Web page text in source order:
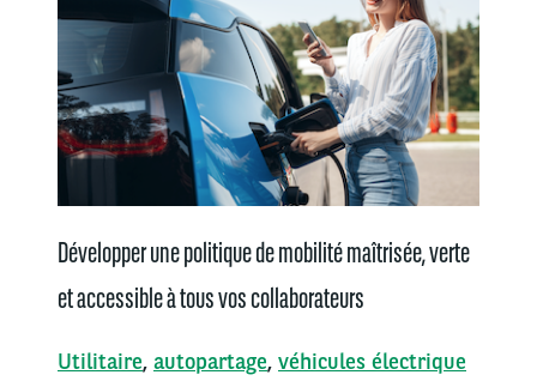
Développer une politique de mobilité maîtrisée, verte
et accessible à tous vos collaborateurs
Utilitaire, autopartage, véhicules électrique